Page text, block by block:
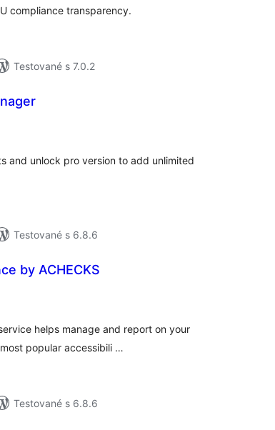
compliance transparency.
Testované s 7.0.2
and unlock pro version to add unlimited
Testované s 6.8.6
by ACHECKS
helps manage and report on your
popular accessibili …
Testované s 6.8.6